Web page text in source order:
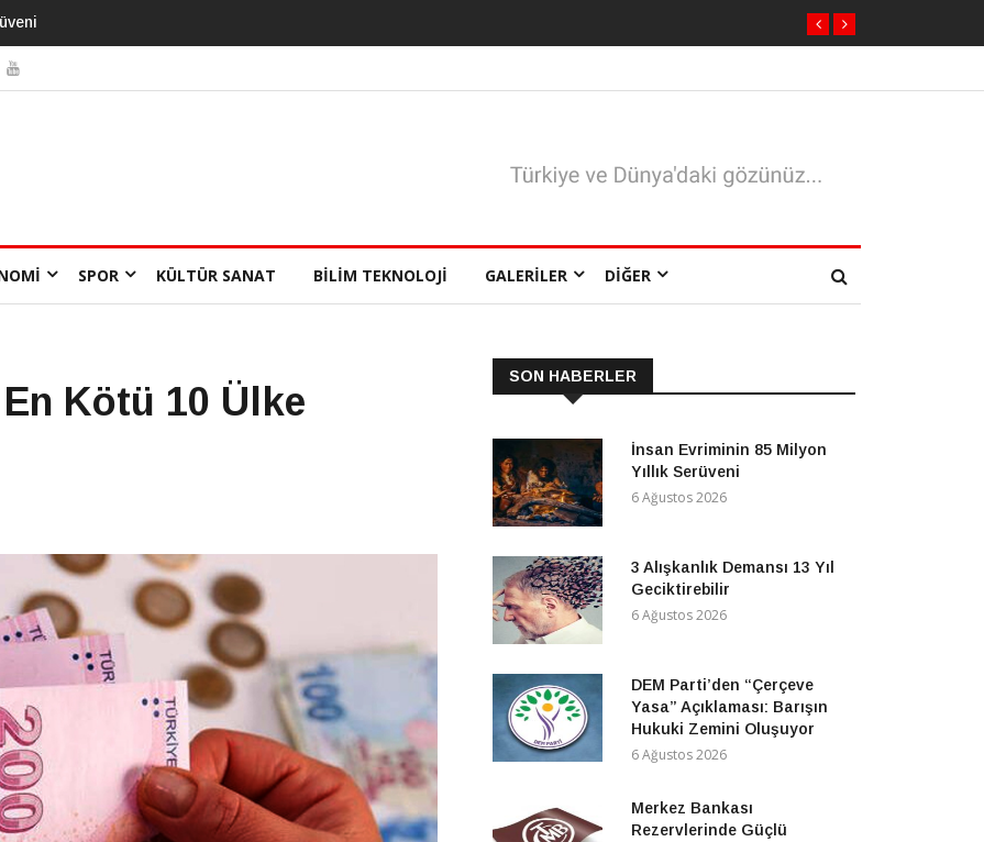
SPOR KÜLTÜR SANAT BILIM TEKNOLOJI GALERILER DIĞER
Kötü 10 Ülke
SON HABERLER
İnsan Evriminin 85 Milyon
Yıllık Serüveni
6 Ağustos 2026
3 Alışkanlık Demansı 13 Yıl
Geciktirebilir
6 Ağustos 2026
DEM Parti’den “Çerçeve
Yasa” Açıklaması: Barışın
Hukuki Zemini Oluşuyor
6 Ağustos 2026
Merkez Bankası
Rezervlerinde Güçlü